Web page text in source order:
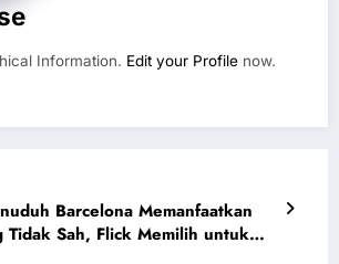
Information. Edit your Profile now.
Barcelona Memanfaatkan
Tidak Sah, Flick Memilih untuk